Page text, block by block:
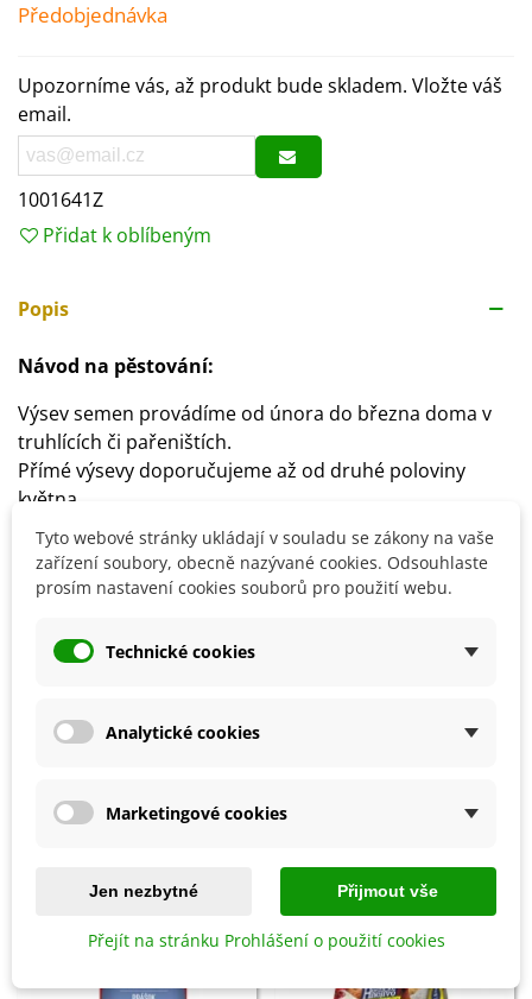
Předobjednávka
Upozorníme vás, až produkt bude skladem. Vložte váš
email.
1001641Z
Přidat k oblíbeným
Popis
Návod na pěstování:
Výsev semen provádíme od února do března doma v
truhlících či pařeništích.
Přímé výsevy doporučujeme až od druhé poloviny
května.
Ven sázíme sazeničky také ve druhé polovině května ve
sponu 40 x 60 cm.
Ideální teplota ke klíčení je kolem 20°C.
ideálně hlinitopísčitá.
Stanoviště volíme slunečné, případně polostinné.
SOUVISEJÍCÍ PRODUKTY
Tyto webové stránky ukládají v souladu se zákony na vaše
zařízení soubory, obecně nazývané cookies. Odsouhlaste
prosím nastavení cookies souborů pro použití webu.
Technické cookies
Analytické cookies
Marketingové cookies
Jen nezbytné Přijmout vše
Přejít na stránku Prohlášení o použití cookies